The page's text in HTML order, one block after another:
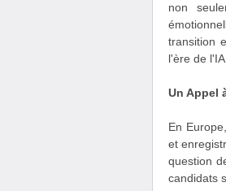
non
transition
l'ère de
Un Appel
En
et
question
candidats